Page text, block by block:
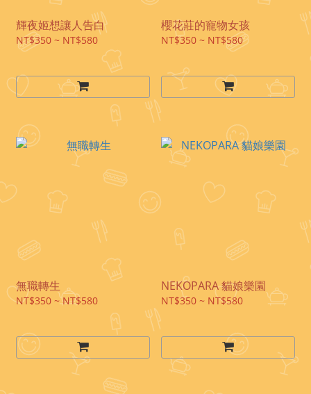
輝夜姬想讓人告白
NT$350 ~ NT$580
櫻花莊的寵物女孩
NT$350 ~ NT$580
無職轉生
NT$350 ~ NT$580
NEKOPARA 貓娘樂園
NT$350 ~ NT$580